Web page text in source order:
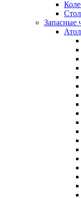
Запасные
Атол